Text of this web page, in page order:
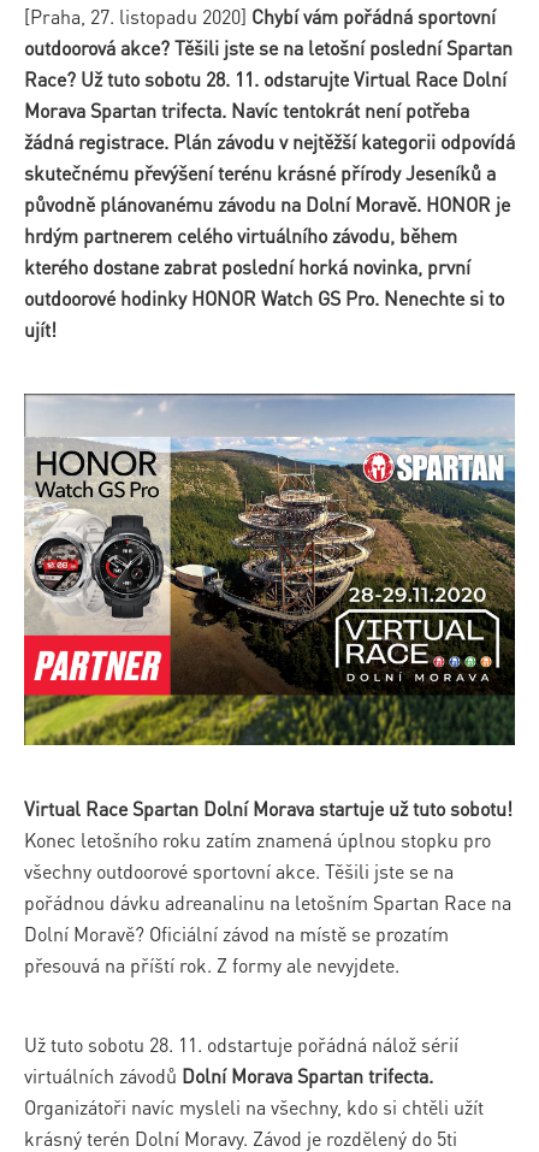
[Praha, 27. listopadu 2020] Chybí vám pořádná sportovní
outdoorová akce? Těšili jste se na letošní poslední Spartan
Race? Už tuto sobotu 28. 11. odstarujte Virtual Race Dolní
Morava Spartan trifecta. Navíc tentokrát není potřeba
žádná registrace. Plán závodu v nejtěžší kategorii odpovídá
skutečnému převýšení terénu krásné přírody Jeseníků a
původně plánovanému závodu na Dolní Moravě. HONOR je
hrdým partnerem celého virtuálního závodu, během
kterého dostane zabrat poslední horká novinka, první
outdoorové hodinky HONOR Watch GS Pro. Nenechte si to
ujít!
Virtual Race Spartan Dolní Morava startuje už tuto sobotu!
Konec letošního roku zatím znamená úplnou stopku pro
všechny outdoorové sportovní akce. Těšili jste se na
pořádnou dávku adreanalinu na letošním Spartan Race na
Dolní Moravě? Oficiální závod na místě se prozatím
přesouvá na příští rok. Z formy ale nevyjdete.
Už tuto sobotu 28. 11. odstartuje pořádná nálož sérií
virtuálních závodů Dolní Morava Spartan trifecta.
Organizátoři navíc mysleli na všechny, kdo si chtěli užít
krásný terén Dolní Moravy. Závod je rozdělený do 5ti